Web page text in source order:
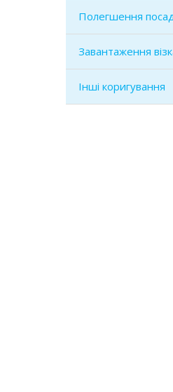
Полегшення
Завантаження
Інші коригування